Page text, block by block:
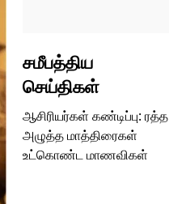
சமீபத்திய
செய்திகள்
ஆசிரியர்கள் கண்டிப்பு: ரத்த
அழுத்த மாத்திரைகள்
உட்கொண்ட மாணவிகள்